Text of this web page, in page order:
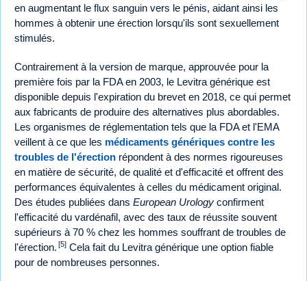
en augmentant le flux sanguin vers le pénis, aidant ainsi les
hommes à obtenir une érection lorsqu'ils sont sexuellement
stimulés.
Contrairement à la version de marque, approuvée pour la
première fois par la FDA en 2003, le Levitra générique est
disponible depuis l'expiration du brevet en 2018, ce qui permet
aux fabricants de produire des alternatives plus abordables.
Les organismes de réglementation tels que la FDA et l'EMA
veillent à ce que les médicaments génériques contre les
troubles de l'érection répondent à des normes rigoureuses
en matière de sécurité, de qualité et d'efficacité et offrent des
performances équivalentes à celles du médicament original.
Des études publiées dans European Urology confirment
l'efficacité du vardénafil, avec des taux de réussite souvent
supérieurs à 70 % chez les hommes souffrant de troubles de
l'érection. [5] Cela fait du Levitra générique une option fiable
pour de nombreuses personnes.